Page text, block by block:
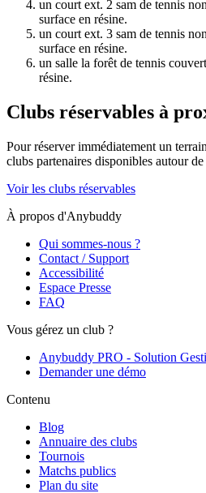
un court ext. 2 sam de tennis
surface en résine.
un court ext. 3 sam de tennis
surface en résine.
un salle la forêt de tennis
résine.
Clubs réservables à
Pour réserver immédiatement un
clubs partenaires disponibles autour de
Voir les clubs réservables
À propos d'Anybuddy
Qui sommes-nous ?
Contact / Support
Accessibilité
Espace Presse
FAQ
Vous gérez un club ?
Anybuddy PRO - Solution
Demander une démo
Contenu
Blog
Annuaire des clubs
Tournois
Matchs publics
Plan du site